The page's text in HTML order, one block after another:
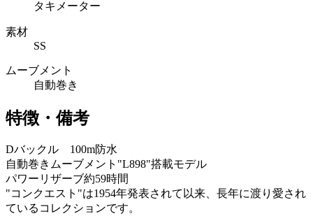
タキメーター
素材
SS
ムーブメント
自動巻き
特徴・備考
Dバックル 100m防水
自動巻きムーブメント"L898"搭載モデル
パワーリザーブ約59時間
"コンクエスト"は1954年発表されて以来、長年に渡り愛され
ているコレクションです。